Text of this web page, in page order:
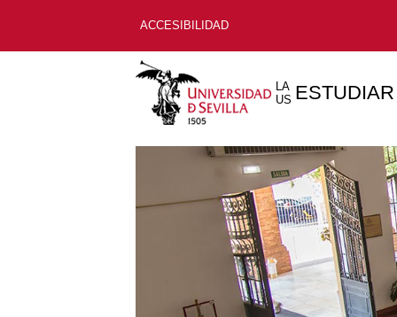
ACCESIBILIDAD
LA
US ESTUDIAR